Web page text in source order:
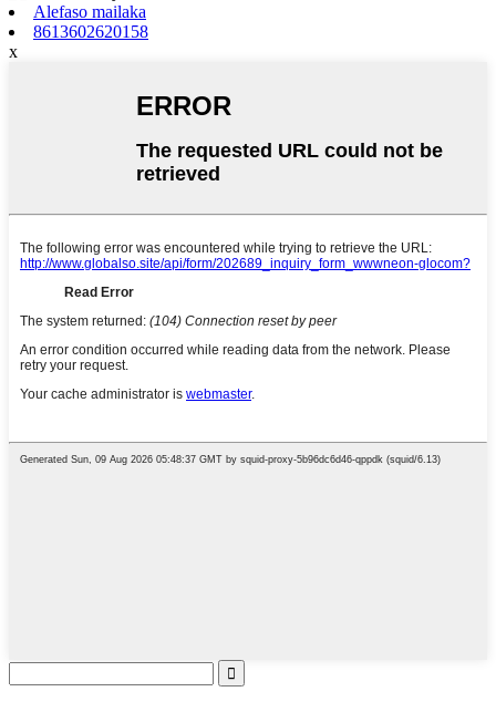
Alefaso mailaka
8613602620158
x